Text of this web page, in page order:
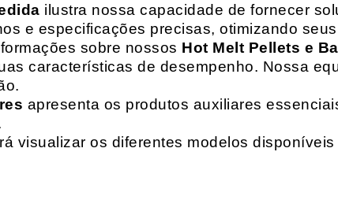
ilustra nossa capacidade de fornecer
e especificações precisas, otimizando
sobre nossos Hot Melt Pellets e
características de desempenho. Nossa
apresenta os produtos auxiliares
visualizar os diferentes modelos